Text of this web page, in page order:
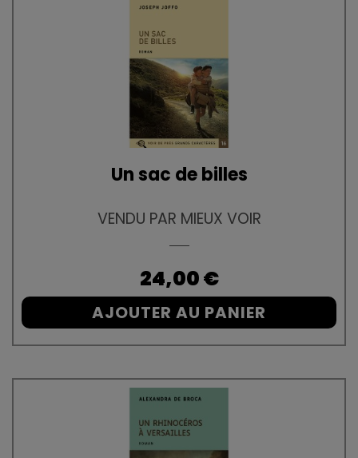
Un sac de billes
VENDU PAR MIEUX VOIR
Prix
24,00 €
AJOUTER AU PANIER